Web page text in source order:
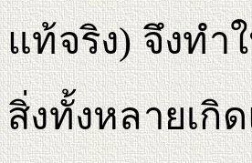
แท้จริง) จึงทํา
สิ่งทั้งหลายเกิ